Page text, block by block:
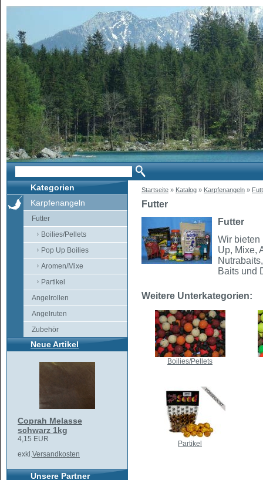
Kategorien
Karpfenangeln
Futter
Boilies/Pellets
Pop Up Boilies
Aromen/Mixe
Partikel
Angelrollen
Angelruten
Zubehör
Neue Artikel
Coprah Melasse
schwarz 1kg
4,15 EUR
exkl.Versandkosten
Unsere Partner
Startseite » Katalog » Karpfenangeln »
Futter
Futter
Wir bieten
Up, Mixe,
Baits und
Weitere Unterkategorien:
Boilies/Pellets
Partikel